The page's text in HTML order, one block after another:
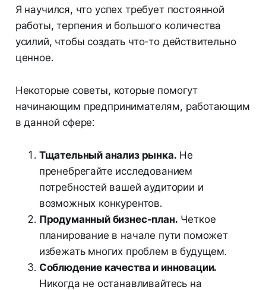
Я научился, что успех требует постоянной
работы, терпения и большого количества
усилий, чтобы создать что-то действительно
ценное.
Некоторые советы, которые помогут
начинающим предпринимателям, работающим
в данной сфере:
Тщательный анализ рынка. Не
пренебрегайте исследованием
потребностей вашей аудитории и
возможных конкурентов.
Продуманный бизнес-план. Четкое
планирование в начале пути поможет
избежать многих проблем в будущем.
Соблюдение качества и инновации.
Никогда не останавливайтесь на